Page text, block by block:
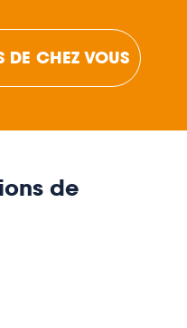
DE CHEZ VOUS
de